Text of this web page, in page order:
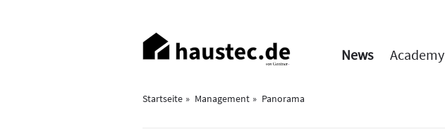
Haupt-
Navigation
News Academy
Startseite Management
Panorama